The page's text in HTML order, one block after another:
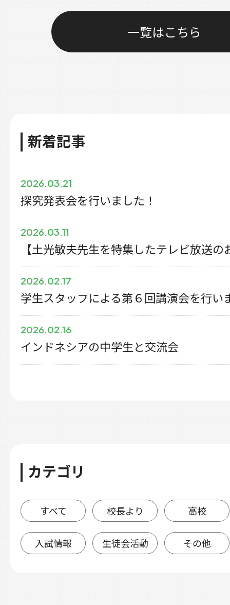
一覧はこちら
新着記事
2026.03.21
探究発表会を行いました！
2026.03.11
【土光敏夫先生を特集したテレビ放送の
2026.02.17
学生スタッフによる第６回講演会を行い
2026.02.16
インドネシアの中学生と交流会
カテゴリ
すべて 校長より 高校
入試情報 生徒会活動 その他